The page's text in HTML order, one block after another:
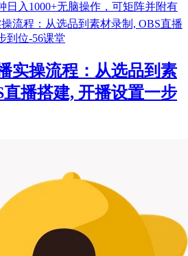
日入1000+无脑操作，可矩阵并附有
实操流程：从选品到素
直播搭建, 开播设置一步